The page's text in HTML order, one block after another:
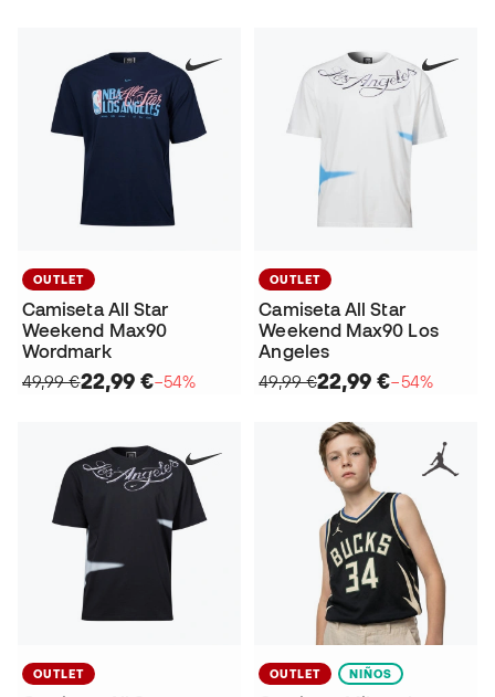
OUTLET
Camiseta All Star
Weekend Max90
Wordmark
49,99 €22,99 €−54%
OUTLET
Camiseta All Star
Weekend Max90 Los
Angeles
49,99 €22,99 €−54%
OUTLET OUTLET NIÑOS